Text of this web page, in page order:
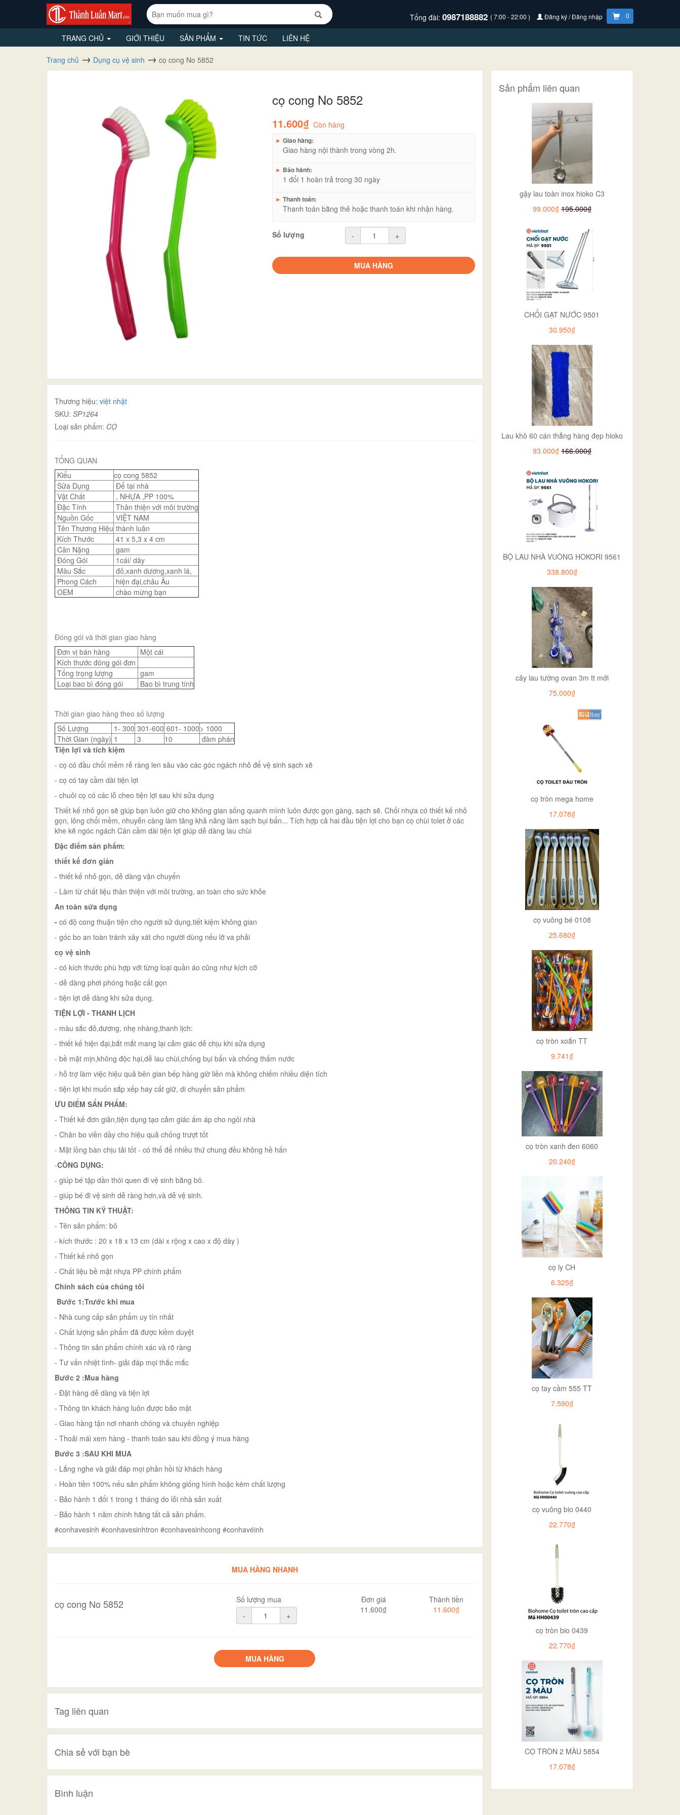
Tổng đài: 0987188882 ( 7:00 - 22:00 ) Đăng ký / Đăng nhập 0
TRANG CHỦ GIỚI THIỆU SẢN PHẨM TIN TỨC LIÊN HỆ
Trang chủ Dụng cụ vệ sinh cọ cong No 5852
cọ cong No 5852
11.600₫ Còn hàng
► Giao hàng:
Giao hàng nội thành trong vòng 2h.
► Bảo hành:
1 đổi 1 hoàn trả trong 30 ngày
► Thanh toán:
Thanh toán bằng thẻ hoặc thanh toán khi nhận hàng.
Số lượng - +
MUA HÀNG
Thương hiệu: việt nhật
SKU: SP1264
Loại sản phẩm: CỌ
TỔNG QUAN
Kiểu
cọ cong 5852
Sửa Dụng
Để tại nhà
Vật Chất
, NHỰA ,PP 100%
Đặc Tính
Thân thiện với môi trường
Nguồn Gốc
VIỆT NAM
Tên Thương Hiệu thành luân
Kích Thước
41 x 5,3 x 4 cm
Cân Nặng
gam
Đóng Gói
1cái/ dây
Màu Sắc
đỏ,xanh dương,xanh lá,
Phong Cách
hiện đại,châu Âu
OEM
chào mừng bạn
Đóng gói và thời gian giao hàng
Đơn vị bán hàng
Một cái
Kích thước đóng gói đơn
Tổng trọng lượng
gam
Loại bao bì đóng gói
Bao bì trung tính
Thời gian giao hàng theo số lượng
Số Lượng
1- 300 301-600 601- 1000> 1000
Thời Gian (ngày) 1 3 10
đàm phán
Tiện lợi và tích kiệm
- cọ có đầu chổi mềm rễ ràng len sâu vào các góc ngách nhỏ để vệ sinh sạch xẽ
- cọ có tay cầm dài tiện lợi
- chuôi cọ có các lỗ cheo tiện lợi sau khi sửa dụng
Thiết kế nhỏ gọn sẽ giúp bạn luôn giữ cho không gian sống quanh mình luôn được gọn gàng, sạch sẽ. Chổi nhựa có thiết kế nhỏ
gọn, lông chổi mềm, nhuyễn càng làm tăng khả năng làm sạch bụi bẩn... Tích hợp cả hai đầu tiện lợi cho bạn cọ chùi tolet ở các
khe kẽ ngóc ngách Cán cầm dài tiện lợi giúp dễ dàng lau chùi
Đặc điểm sản phẩm:
thiết kế đơn giản
- thiết kế nhỏ gọn, dễ dàng vận chuyển
- Làm từ chất liệu thân thiện với môi trường, an toàn cho sức khỏe
An toàn sửa dụng
- có độ cong thuận tiện cho người sử dụng,tiết kiệm không gian
- góc bo an toàn tránh xây xát cho người dùng nếu lỡ va phải
cọ vệ sinh
- có kích thước phù hợp với từng loại quần áo cũng như kích cỡ
- dễ dàng phơi phóng hoặc cất gọn
- tiện lợi dễ dàng khi sửa dụng.
TIỆN LỢI - THANH LỊCH
- màu sắc đỏ,dương, nhẹ nhàng,thanh lịch:
- thiết kế hiện đại,bắt mắt mang lại cảm giác dễ chịu khi sửa dụng
- bề mặt mịn,không độc hại,dễ lau chùi,chống bụi bẩn và chống thấm nước
- hỗ trợ làm việc hiệu quả bên gian bếp hàng giờ liền mà không chiếm nhiều diện tích
- tiện lợi khi muốn sắp xếp hay cất giữ, di chuyển sản phẩm
ƯU ĐIỂM SẨN PHẨM:
- Thiết kế đơn giản,tiện dụng tạo cảm giác ấm áp cho ngôi nhà
- Chân bo viền dầy cho hiệu quả chống trượt tốt
- Mặt lồng bàn chịu tải tốt - có thể để nhiều thứ chung đều không hề hấn
-CÔNG DỤNG:
- giúp bé tập dần thói quen đi vệ sinh bằng bô.
- giúp bé đi vệ sinh dễ ràng hơn,và dễ vệ sinh.
THÔNG TIN KỸ THUẬT:
- Tên sản phẩm: bô
- kích thước : 20 x 18 x 13 cm (dài x rộng x cao x độ dày )
- Thiết kế nhỏ gọn
- Chất liệu bề mặt nhựa PP chính phẩm
Chính sách của chúng tôi
Bước 1:Trước khi mua
- Nhà cung cấp sản phẩm uy tín nhất
- Chất lượng sản phẩm đã được kiềm duyệt
- Thông tin sản phẩm chính xác và rõ ràng
- Tư vấn nhiệt tình- giải đáp mọi thắc mắc
Bước 2 :Mua hàng
- Đặt hàng dễ dàng và tiện lợi
- Thông tin khách hàng luôn được bảo mật
- Giao hàng tận nơi nhanh chóng và chuyên nghiệp
- Thoải mái xem hàng - thanh toán sau khi đồng ý mua hàng
Bước 3 :SAU KHI MUA
- Lắng nghe và giải đáp mọi phản hồi từ khách hàng
- Hoàn tiền 100% nếu sản phẩm không giống hình hoặc kém chất lượng
- Bảo hành 1 đổi 1 trong 1 tháng do lỗi nhà sản xuất
- Bảo hành 1 năm chính hãng tất cả sản phẩm.
#conhavesinh #conhavesinhtron #conhavesinhcong #conhavéinh
MUA HÀNG NHANH
cọ cong No 5852
Số lượng mua
-
+
Đơn giá
11.600₫
Thành tiền
11.600₫
MUA HÀNG
Tag liên quan
Chia sẻ với bạn bè
Bình luận
Sản phẩm liên quan
gậy lau toàn inox hioko C3
99.000₫ 195.000₫
CHỔI GẠT NƯỚC 9501
30.950₫
Lau khô 60 cán thẳng hàng đẹp hioko
93.000₫ 166.000₫
BỘ LAU NHÀ VUÔNG HOKORI 9561
338.800₫
cây lau tường ovan 3m tt mới
75.000₫
cọ tròn mega home
17.078₫
cọ vuông bé 0108
25.680₫
cọ tròn xoắn TT
9.741₫
cọ tròn xanh đen 6060
20.240₫
cọ ly CH
6.325₫
cọ tay cầm 555 TT
7.590₫
cọ vuông bio 0440
22.770₫
cọ tròn bio 0439
22.770₫
CỌ TRÒN 2 MÀU 5854
17.078₫